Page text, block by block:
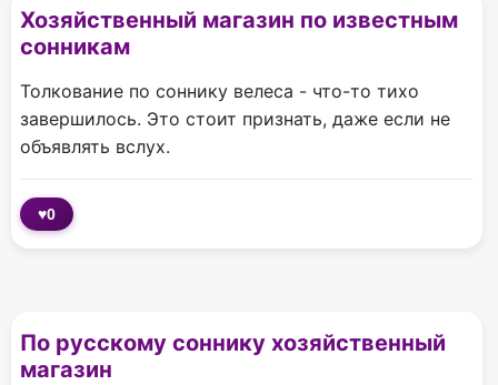
Хозяйственный магазин по известным
сонникам
Толкование по соннику велеса - что-то тихо
завершилось. Это стоит признать, даже если не
объявлять вслух.
♥0
По русскому соннику хозяйственный
магазин